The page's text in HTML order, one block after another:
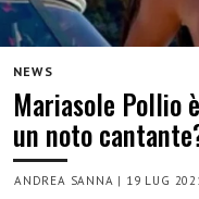
NEWS
Mariasole Pollio
un noto
ANDREA SANNA | 19 LUG